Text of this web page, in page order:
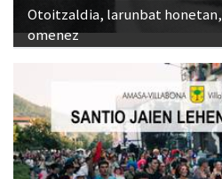
Otoitzaldia, larunbat
omenez